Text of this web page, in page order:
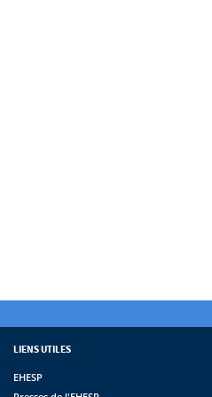
LIENS UTILES
EHESP